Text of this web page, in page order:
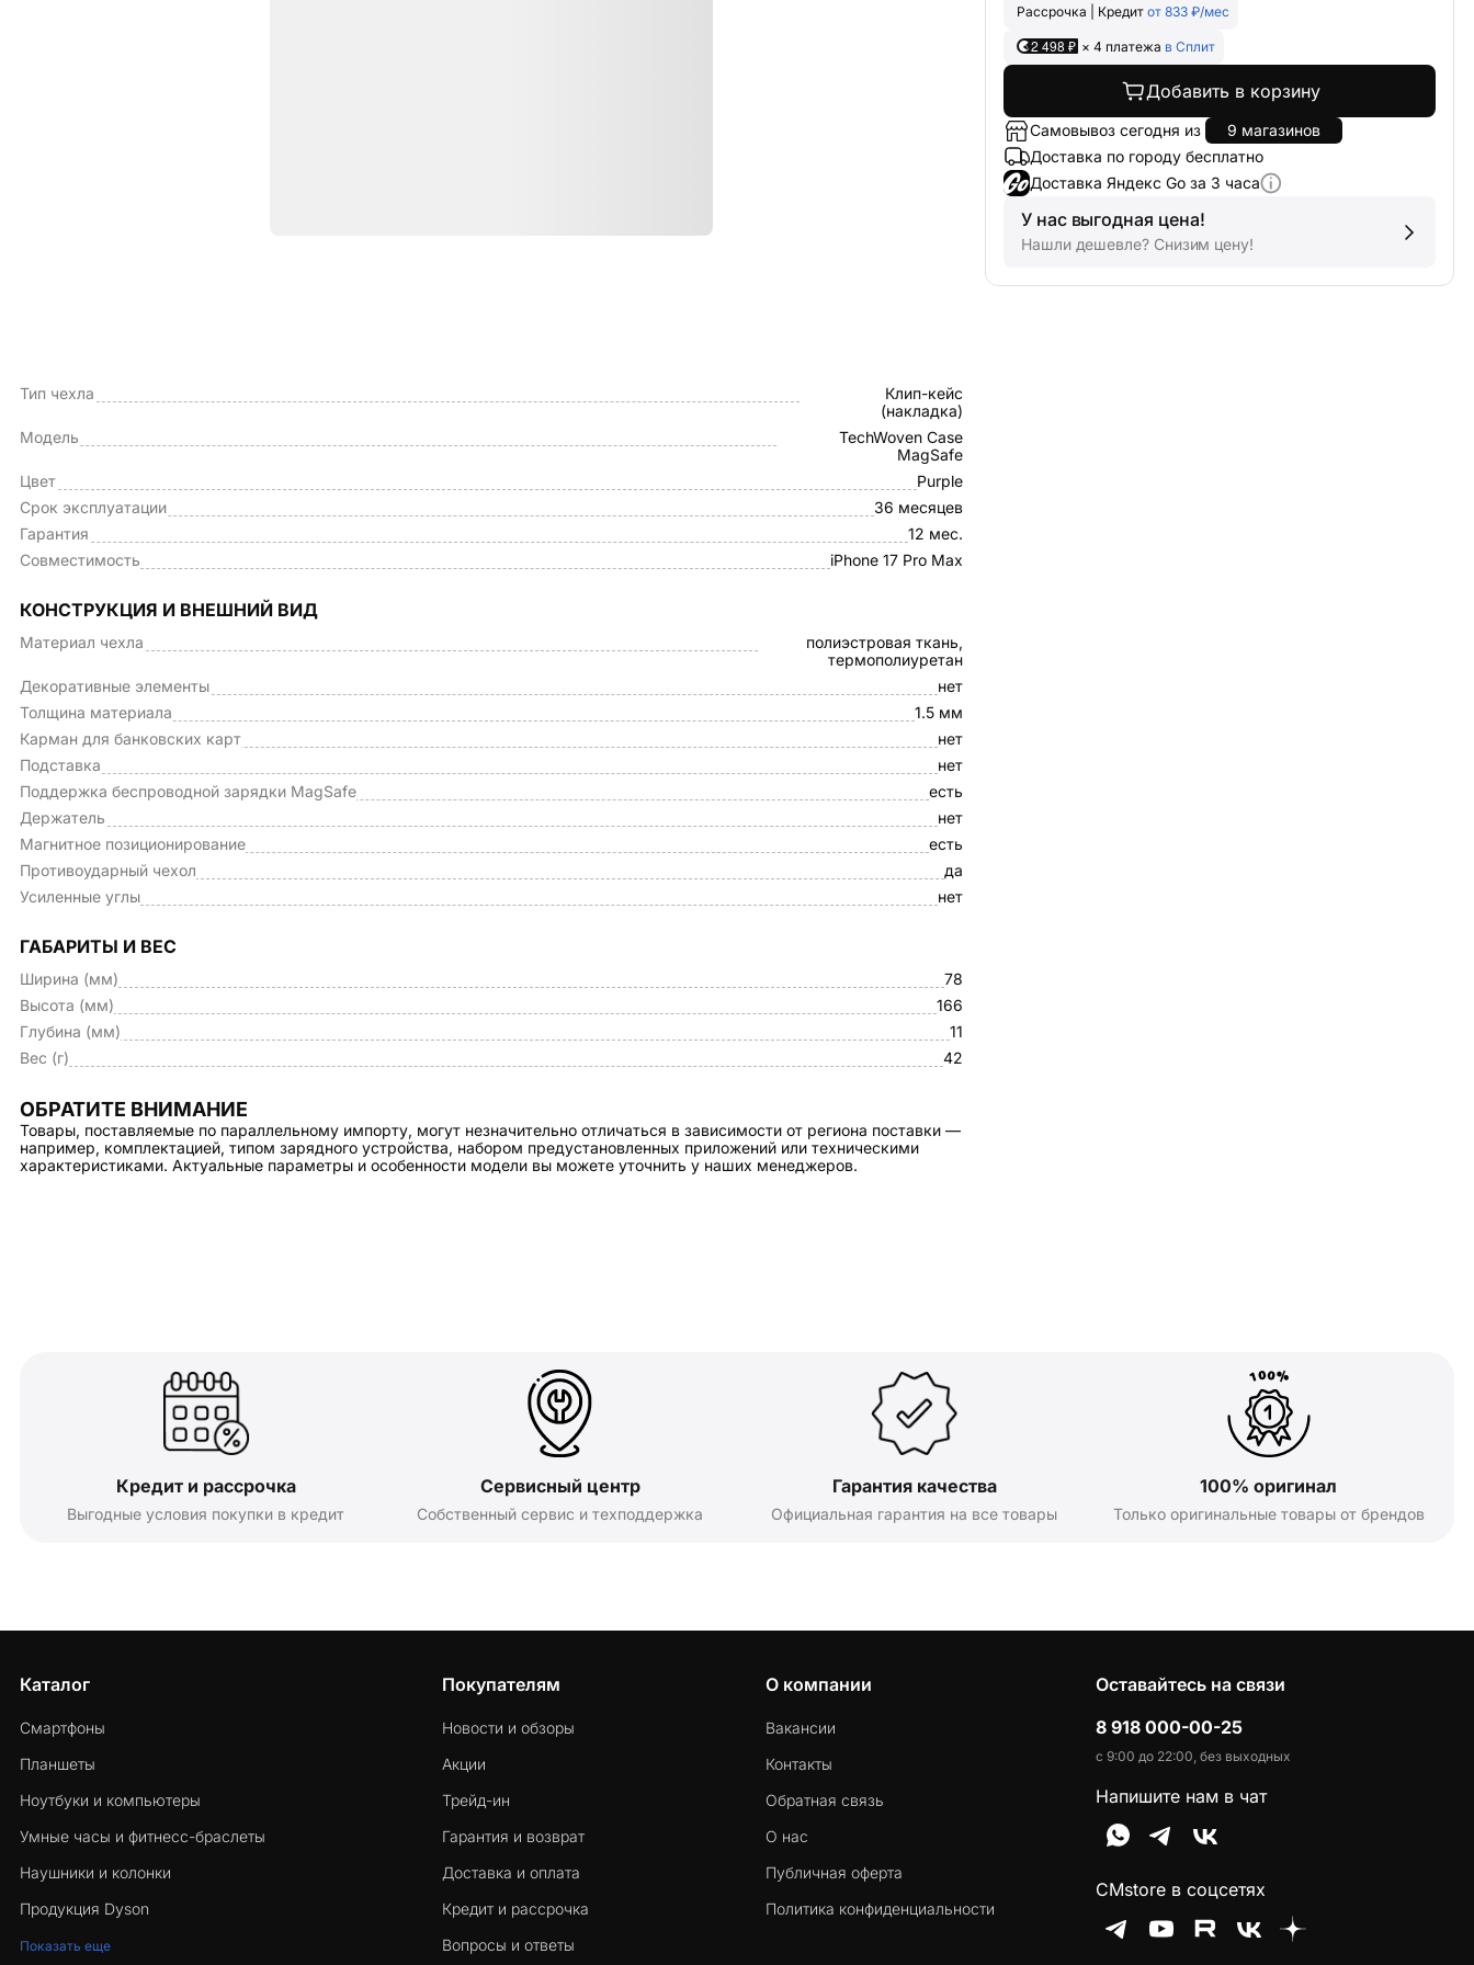
Тип чехла
Клип-кейс
(накладка)
Модель
TechWoven Case
MagSafe
Цвет
Purple
Срок эксплуатации
36 месяцев
Гарантия
12 мес.
Совместимость
iPhone 17 Pro Max
КОНСТРУКЦИЯ И ВНЕШНИЙ ВИД
Материал чехла
полиэстровая ткань,
термополиуретан
Декоративные элементы
нет
Толщина материала
1.5 мм
Карман для банковских карт
нет
Подставка
нет
Поддержка беспроводной зарядки MagSafe
есть
Держатель
нет
Магнитное позиционирование
есть
Противоударный чехол
да
Усиленные углы
нет
ГАБАРИТЫ И ВЕС
Ширина (мм)
78
Высота (мм)
166
Глубина (мм)
11
Вес (г)
42
ОБРАТИТЕ ВНИМАНИЕ
Товары, поставляемые по параллельному импорту, могут незначительно отличаться в зависимости от региона поставки —
например, комплектацией, типом зарядного устройства, набором предустановленных приложений или техническими
характеристиками. Актуальные параметры и особенности модели вы можете уточнить у наших менеджеров.
Рассрочка | Кредит от 833 ₽/мес
2 498 ₽ × 4 платежа в Сплит
Добавить в корзину
Самовывоз сегодня из
9 магазинов
Доставка по городу бесплатно
Доставка Яндекс Go за 3 часа
У нас выгодная цена!
Нашли дешевле? Снизим цену!
Кредит и рассрочка
Выгодные условия покупки в кредит
Сервисный центр
Собственный сервис и техподдержка
Гарантия качества
Официальная гарантия на все товары
100% оригинал
Только оригинальные товары от брендов
Каталог
Смартфоны
Планшеты
Ноутбуки и компьютеры
Умные часы и фитнесс-браслеты
Наушники и колонки
Продукция Dyson
Показать еще
Покупателям
Новости и обзоры
Акции
Трейд-ин
Гарантия и возврат
Доставка и оплата
Кредит и рассрочка
Вопросы и ответы
О компании
Вакансии
Контакты
Обратная связь
О нас
Публичная оферта
Политика конфиденциальности
Оставайтесь на связи
8 918 000-00-25
с 9:00 до 22:00, без выходных
Напишите нам в чат
CMstore в соцсетях